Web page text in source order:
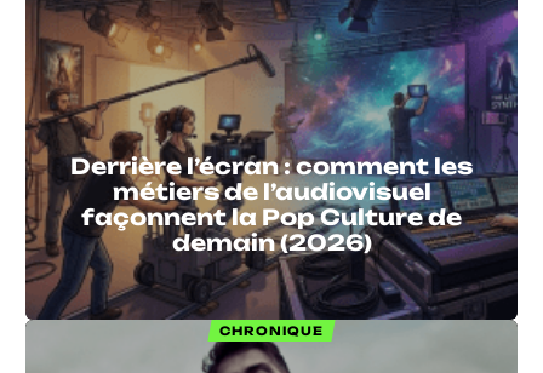
Derrière l’écran : comment les
métiers de l’audiovisuel
façonnent la Pop Culture de
demain (2026)
CHRONIQUE